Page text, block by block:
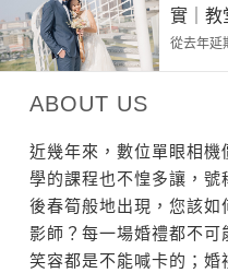
實｜教
從去年延
ABOUT US
近幾年來，數位單眼相
學的課程也不惶多讓，
後春筍般地出現，您該
影師？每一場婚禮都不可
笑容都是不能喊卡的；